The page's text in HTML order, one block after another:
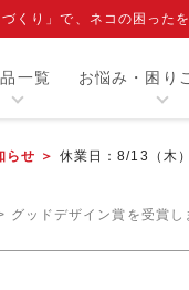
づくり」で、ネコの困った
一覧 お悩み・困り
らせ ＞ 休業日：8/13（木
グッドデザイン賞を受賞し